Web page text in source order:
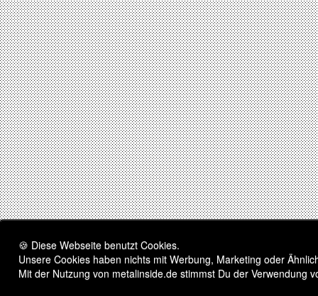
🍪 Diese Webseite benutzt Cookies.
Unsere Cookies haben nichts mit Werbung, Marketing oder
Mit der Nutzung von metalinside.de stimmst Du der Verwendung